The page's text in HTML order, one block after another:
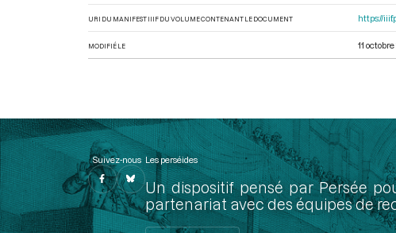
URI DU MANIFEST IIIF DU VOLUME CONTENANT LE DOCUMENT https://
MODIFIÉ LE 11
Suivez-nous Les perséides
Un dispositif pensé par Persée
partenariat avec des équipes de